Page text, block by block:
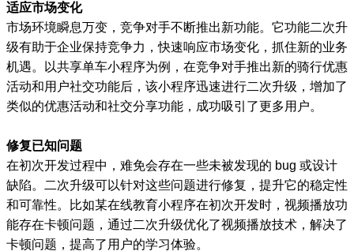
适应市场变化
市场环境瞬息万变，竞争对手不断推出新功能。它功能二次升
级有助于企业保持竞争力，快速响应市场变化，抓住新的业务
机遇。以共享单车小程序为例，在竞争对手推出新的骑行优惠
活动和用户社交功能后，该小程序迅速进行二次升级，增加了
类似的优惠活动和社交分享功能，成功吸引了更多用户。
修复已知问题
在初次开发过程中，难免会存在一些未被发现的 bug 或设计
缺陷。二次升级可以针对这些问题进行修复，提升它的稳定性
和可靠性。比如某在线教育小程序在初次开发时，视频播放功
能存在卡顿问题，通过二次升级优化了视频播放技术，解决了
卡顿问题，提高了用户的学习体验。